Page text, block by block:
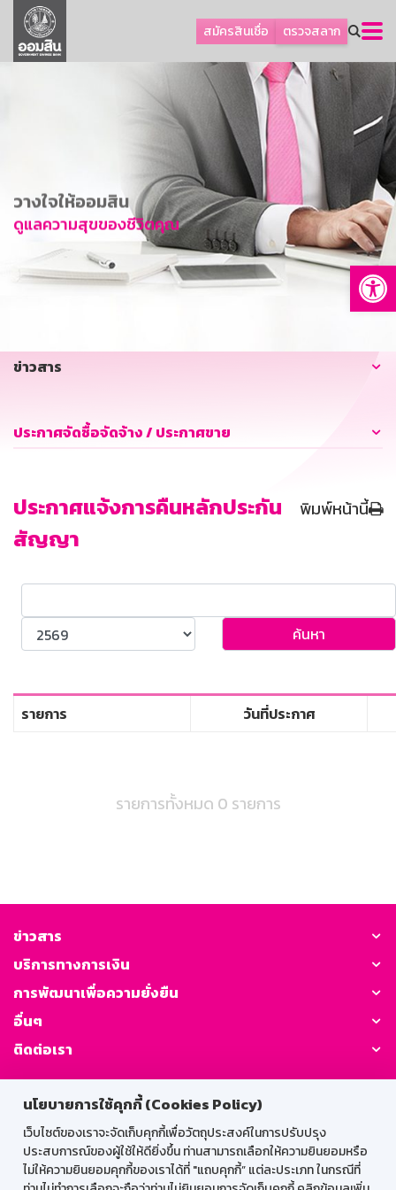
นโยบายการใช้คุกกี้ (Cookies Policy)
เว็บไซต์ของเราจะจัดเก็บคุกกี้เพื่อวัตถุประสงค์ในการปรับปรุง
ประสบการณ์ของผู้ใช้ให้ดียิ่งขึ้น ท่านสามารถเลือกให้ความยินยอมหรือ
ไม่ให้ความยินยอมคุกกี้ของเราได้ที่ "แถบคุกกี้” แต่ละประเภท ในกรณีที่
สมัครสินเชื่อ ตรวจสลาก
ลูกค้าธุรกิจ
ลูกค้าผู้ประกอบรายย่อย
การพัฒนาที่ยั่งยืน
ข่าวสาร
บริการทางการเงิน
อื่นๆ
วางใจให้ออมสิน
ดูแลความสุขของชีวิตคุณ
ข่าวสาร
ประกาศจัดซื้อจัดจ้าง / ประกาศขาย
ประกาศแจ้งการคืนหลักประกัน
สัญญา
พิมพ์หน้านี้
ค้นหา
รายการ วันที่ประกาศ
รายการทั้งหมด 0 รายการ
ข่าวสาร
บริการทางการเงิน
การพัฒนาเพื่อความยั่งยืน
อื่นๆ
ติดต่อเรา
GSB Society:
สำหรับพนักงาน